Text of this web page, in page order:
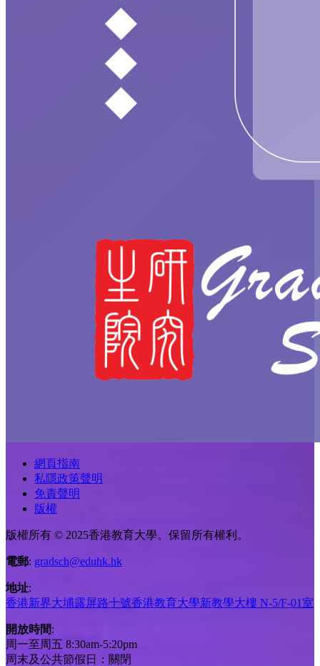
網頁指南
私隱政策聲明
免責聲明
版權
版權所有 © 2025香港教育大學。保留所有權利。
電郵: gradsch@eduhk.hk
地址:
香港新界大埔露屏路十號香港教育大學新教學大樓 N-5/F-01室
開放時間:
周一至周五 8:30am-5:20pm
周末及公共節假日：關閉